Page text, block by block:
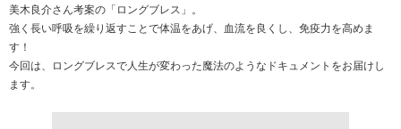
美木良介さん考案の「ロングブレス」。
強く長い呼吸を繰り返すことで体温をあげ、血流を良くし、免疫力を高めま
す！
今回は、ロングブレスで人生が変わった魔法のようなドキュメントをお届けし
ます。